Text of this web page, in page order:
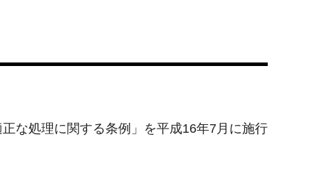
な処理に関する条例」を平成16年7月に施行